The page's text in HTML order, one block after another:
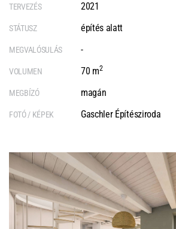
TERVEZÉS 2021
STÁTUSZ építés alatt
MEGVALÓSULÁS -
VOLUMEN 70 m2
MEGBÍZÓ magán
FOTÓ / KÉPEK Gaschler Építésziroda